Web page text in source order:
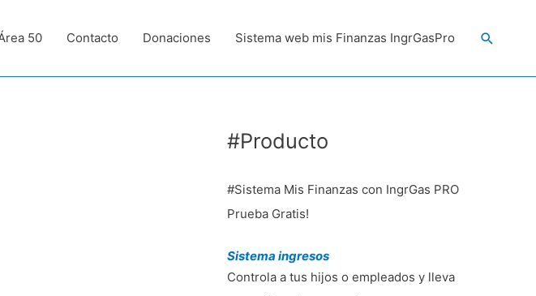
50 Contacto Donaciones Sistema web mis Finanzas IngrGasPro Buscar
#Producto
#Sistema Mis Finanzas con IngrGas PRO
Prueba Gratis!
Sistema ingresos
Controla a tus hijos o empleados y lleva